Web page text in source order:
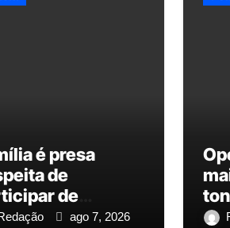
é presa
de
de
brutal
ago 7, 2026